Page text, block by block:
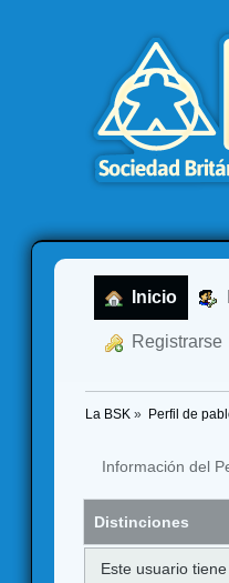
Inicio
Registrarse
La BSK » Perfil de
Información del
Distinciones
Este usuario